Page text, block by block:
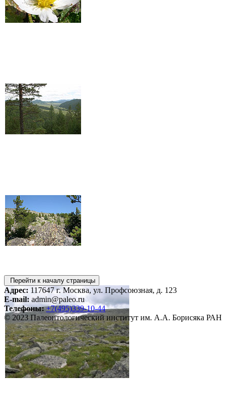
Перейти к началу страницы
Адрес: 117647 г. Москва, ул. Профсоюзная, д. 123
E-mail: admin@paleo.ru
Телефоны: +7(495)339-10-44
© 2023 Палеонтологический институт им. А.А. Борисяка РАН